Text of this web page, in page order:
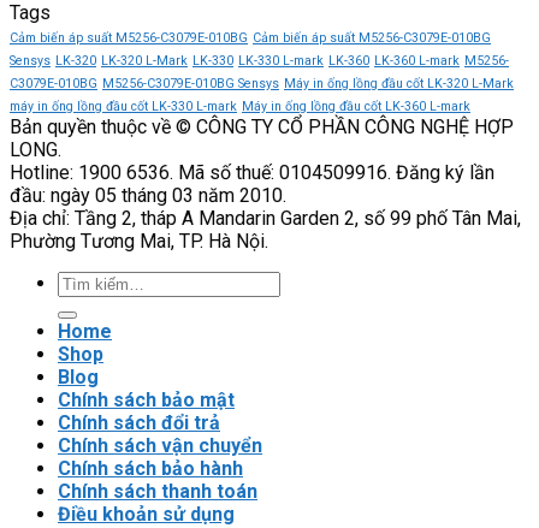
định
vị
cực
cao
dùng
giàn
phơi
thông
minh
C100
AC01-
S2-
R75G-
B-
WA
có
lắp
Tags
Cảm biến áp suất M5256-C3079E-010BG Cảm biến áp suất M5256-C3079E-010BG
Sensys LK-320 LK-320 L-Mark LK-330 LK-330 L-mark LK-360 LK-360 L-mark M5256-
C3079E-010BG M5256-C3079E-010BG Sensys Máy in ống lồng đầu cốt LK-320 L-Mark
máy in ống lồng đầu cốt LK-330 L-mark Máy in ống lồng đầu cốt LK-360 L-mark
Bản quyền thuộc về © CÔNG TY CỔ PHẦN CÔNG NGHỆ HỢP
LONG.
Hotline: 1900 6536. Mã số thuế: 0104509916. Đăng ký lần
đầu: ngày 05 tháng 03 năm 2010.
Địa chỉ: Tầng 2, tháp A Mandarin Garden 2, số 99 phố Tân Mai,
Phường Tương Mai, TP. Hà Nội.
Tìm
Home
Shop
Blog
Chính sách bảo mật
Chính sách đổi trả
Chính sách vận chuyển
Chính sách bảo hành
Chính sách thanh toán
Điều khoản sử dụng